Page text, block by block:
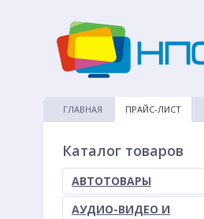
ГЛАВНАЯ ПРАЙС-ЛИСТ
Каталог товаров
АВТОТОВАРЫ
АУДИО-ВИДЕО И